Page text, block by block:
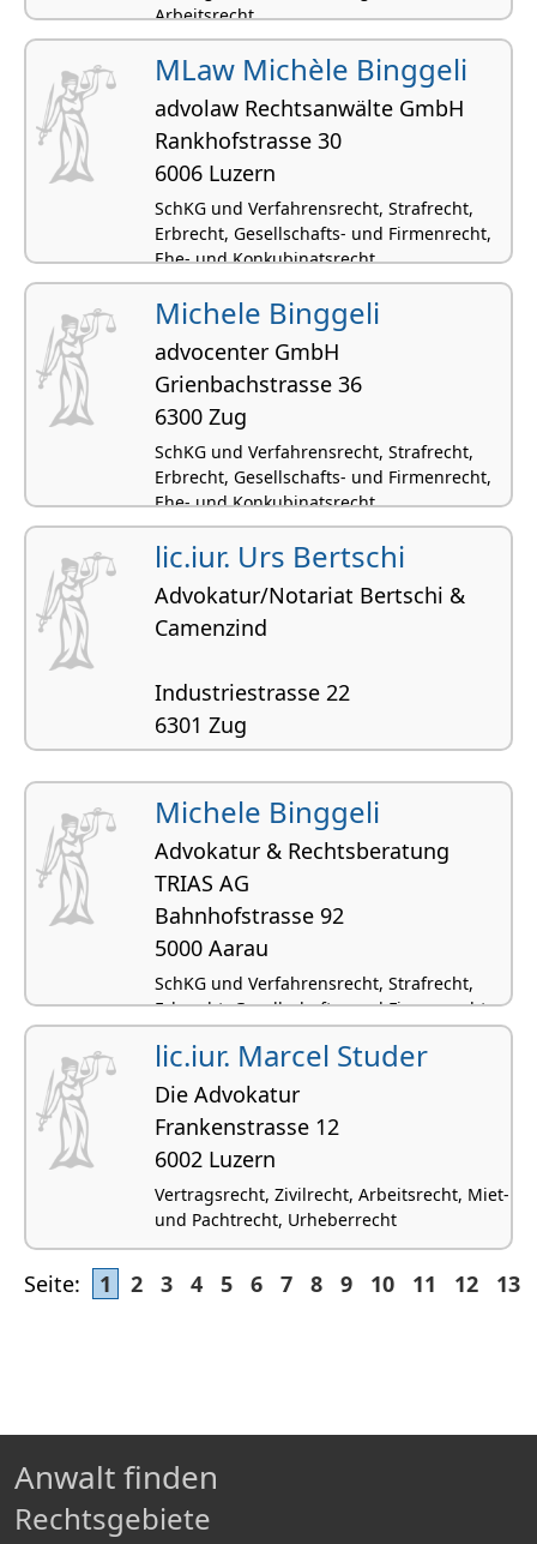
Arbeitsrecht
MLaw Michèle Binggeli
advolaw Rechtsanwälte GmbH
Rankhofstrasse 30
6006 Luzern
SchKG und Verfahrensrecht, Strafrecht,
Erbrecht, Gesellschafts- und Firmenrecht,
Ehe- und Konkubinatsrecht
Michele Binggeli
advocenter GmbH
Grienbachstrasse 36
6300 Zug
SchKG und Verfahrensrecht, Strafrecht,
Erbrecht, Gesellschafts- und Firmenrecht,
Ehe- und Konkubinatsrecht
lic.iur. Urs Bertschi
Advokatur/Notariat Bertschi &
Camenzind
Industriestrasse 22
6301 Zug
Beurkundungsrecht, Ehe- und
Konkubinatsrecht, Verwaltungsrecht
Michele Binggeli
Advokatur & Rechtsberatung
TRIAS AG
Bahnhofstrasse 92
5000 Aarau
SchKG und Verfahrensrecht, Strafrecht,
Erbrecht, Gesellschafts- und Firmenrecht,
Ehe- und Konkubinatsrecht
lic.iur. Marcel Studer
Die Advokatur
Frankenstrasse 12
6002 Luzern
Vertragsrecht, Zivilrecht, Arbeitsrecht, Miet-
und Pachtrecht, Urheberrecht
Seite: 1 2 3 4 5 6 7 8 9 10 11 12 13
Anwalt finden
Rechtsgebiete